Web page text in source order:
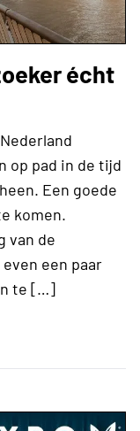
écht
op pad in de tijd
Een goede
komen.
van de
een paar
te […]